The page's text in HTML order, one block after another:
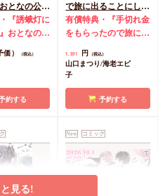
となの公式
『誘蛾灯に
おとなの公
パー
） （税込）
約する
で旅に出ることにした
（1）【有償特典・漫
画＆SS小冊子】
有償特典・『手切れ金
をもらったので旅に出
漫画＆SS12P小冊子
ミコミ特典漫画＆SS
リーフレット
1,331 円 （税込）
山口まつり/海老エビ
子
予約する
New コミック
見る!